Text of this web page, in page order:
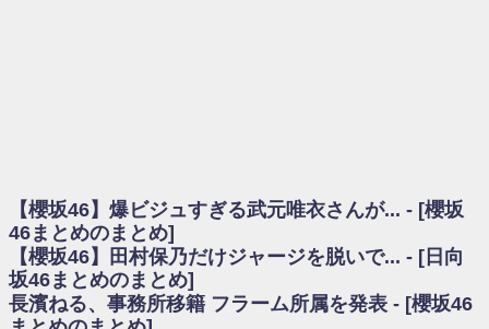
日向坂46まとめのまとめ / 【日向坂46】富田鈴花1st写真集、発売記念記者
会見の模様がこちら！
乃木坂欅坂まとめのまとめ / 【日向坂46】河田陽菜卒業の影響、ガチでデ
カそう...
欅坂あんてな ～欅坂46のニュース・情報・話題をピックアップ / れなッ
ピーズ集結！櫻坂46守屋麗奈×遠藤理子、8/6「ラヴィット！」水曜スタジオ出
演決定
【櫻坂46】爆ビジュすぎる武元唯衣さんが... - [櫻坂
46まとめのまとめ]
【櫻坂46】田村保乃だけジャージを脱いで... - [日向
坂46まとめのまとめ]
長濱ねる、事務所移籍 フラーム所属を発表 - [櫻坂46